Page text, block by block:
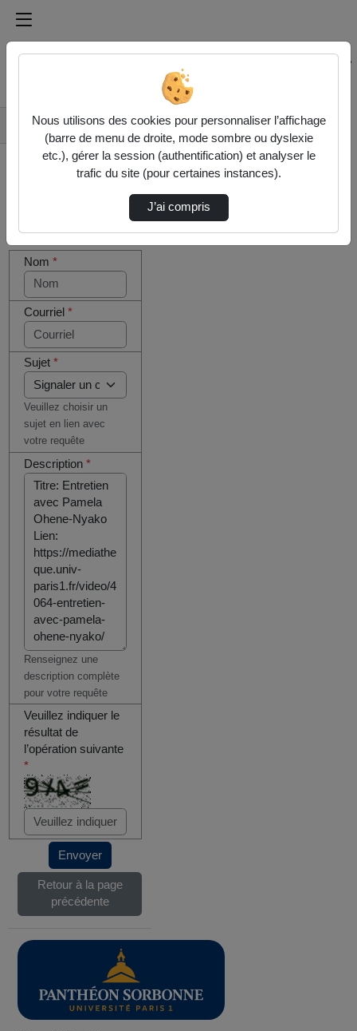
Médiathèque de l'université Paris
Rechercher un média sur Médiathèque de l'université
Accueil
Contactez nous
Votre message
Nom*
Courriel*
Sujet*
Veuillez choisir un
sujet en lien avec
votre requête
Description*
Renseignez une
description complète
pour votre requête
Veuillez indiquer le
résultat de
l’opération suivante
*
cette case
si vous
êtes un
humain en
métal
(obligatoire)
Envoyer
Retour à la page
précédente
Nous utilisons des cookies pour personnaliser l’affichage
(barre de menu de droite, mode sombre ou dyslexie
etc.), gérer la session (authentification) et analyser le
trafic du site (pour certaines instances).
J’ai compris